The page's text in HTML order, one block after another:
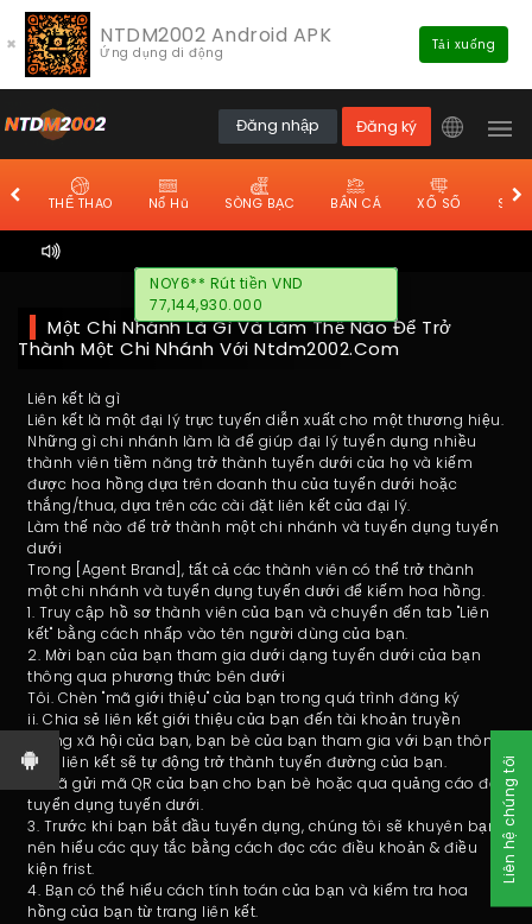
× NTDM2002 Android APK
Ứng dụng di động Tải xuống
Đăng nhập Đăng ký
THỂ THAO Nổ Hũ SÒNG BẠC BẮN CÁ XỔ SỐ
NOY6** Rút tiền VND
77,144,930.000
Một Chi Nhánh Là Gì Và Làm Thế Nào Để Trở
Thành Một Chi Nhánh Với Ntdm2002.com
Liên kết là gì
Liên kết là một đại lý trực tuyến diễn xuất cho một thương hiệu.
Những gì chi nhánh làm là để giúp đại lý tuyển dụng nhiều
thành viên tiềm năng trở thành tuyến dưới của họ và kiếm
được hoa hồng dựa trên doanh thu của tuyến dưới hoặc
thắng/thua, dựa trên các cài đặt liên kết của đại lý.
Làm thế nào để trở thành một chi nhánh và tuyển dụng tuyến
dưới
Trong [Agent Brand], tất cả các thành viên có thể trở thành
một chi nhánh và tuyển dụng tuyến dưới để kiếm hoa hồng.
1. Truy cập hồ sơ thành viên của bạn và chuyển đến tab "Liên
kết" bằng cách nhấp vào tên người dùng của bạn.
2. Mời bạn của bạn tham gia dưới dạng tuyến dưới của bạn
thông qua phương thức bên dưới
Tôi. Chèn "mã giới thiệu" của bạn trong quá trình đăng ký
ii. Chia sẻ liên kết giới thiệu của bạn đến tài khoản truyền
thông xã hội của bạn, bạn bè của bạn tham gia với bạn thông
qua liên kết sẽ tự động trở thành tuyến đường của bạn.
iii. Đã gửi mã QR của bạn cho bạn bè hoặc qua quảng cáo để
tuyển dụng tuyến dưới.
3. Trước khi bạn bắt đầu tuyển dụng, chúng tôi sẽ khuyên bạn
nên hiểu các quy tắc bằng cách đọc các điều khoản & điều
kiện frist.
4. Bạn có thể hiểu cách tính toán của bạn và kiểm tra hoa
hồng của bạn từ trang liên kết.
Liên hệ chúng tôi